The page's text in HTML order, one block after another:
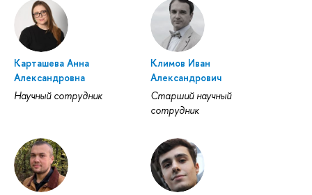
Карташева Анна
Александровна
Научный сотрудник
Климов Иван
Александрович
Старший научный
сотрудник